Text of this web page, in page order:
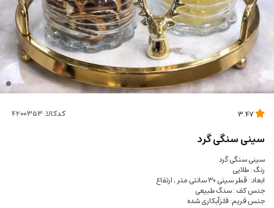
کدکالا:
سینی سنگی گرد
سینی سنگی گرد
رنگ : طلایی
ابعاد : قطر سینی 30 سانتی متر , ارتفاع
جنس کف : سنگ طبیعی
جنس فریم: فلزآبکاری شده